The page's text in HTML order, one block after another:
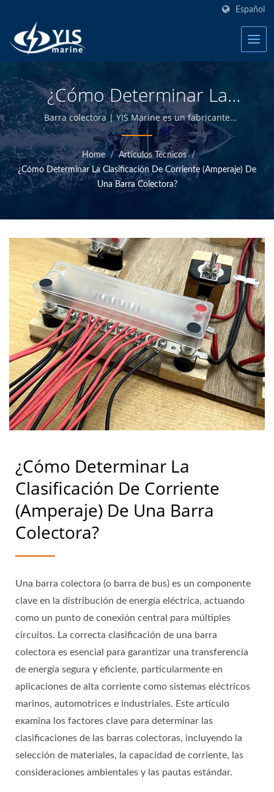
Español
¿Cómo Determinar La
Clasificación De Corriente
(amperaje) De Un BusBar?
| Fabricante De Paneles
De Interruptores De
Palanca Marinos, Fusibles,
Disyuntores | YIS Marine
Barra colectora | YIS Marine es un fabricante
profesional dedicado a proporcionar productos
marinos eléctricos y electrónicos de alta calidad. Al
diseñar y fabricar internamente y tener control de
calidad en la sede de Taiwán, podemos ofrecer
productos marinos de alta calidad a precios
Home / Artículos Técnicos /
¿Cómo Determinar La Clasificación De Corriente (amperaje) De
Una Barra Colectora?
¿Cómo Determinar La
Clasificación De Corriente
(amperaje) De Una Barra
Colectora?
Una barra colectora (o barra de bus) es un componente
clave en la distribución de energía eléctrica, actuando
como un punto de conexión central para múltiples
circuitos. La correcta clasificación de una barra
colectora es esencial para garantizar una transferencia
de energía segura y eficiente, particularmente en
aplicaciones de alta corriente como sistemas eléctricos
marinos, automotrices e industriales. Este artículo
examina los factores clave para determinar las
clasificaciones de las barras colectoras, incluyendo la
selección de materiales, la capacidad de corriente, las
consideraciones ambientales y las pautas estándar.